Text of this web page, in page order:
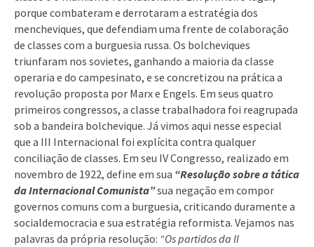
porque combateram e derrotaram a estratégia dos
mencheviques, que defendiam uma frente de colaboração
de classes com a burguesia russa. Os bolcheviques
triunfaram nos sovietes, ganhando a maioria da classe
operaria e do campesinato, e se concretizou na prática a
revolução proposta por Marx e Engels. Em seus quatro
primeiros congressos, a classe trabalhadora foi reagrupada
sob a bandeira bolchevique. Já vimos aqui nesse especial
que a III Internacional foi explícita contra qualquer
conciliação de classes. Em seu IV Congresso, realizado em
novembro de 1922, define em sua “Resolução sobre a tática
da Internacional Comunista”sua negação em compor
governos comuns com a burguesia, criticando duramente a
socialdemocracia e sua estratégia reformista. Vejamos nas
palavras da própria resolução: “Os partidos da II